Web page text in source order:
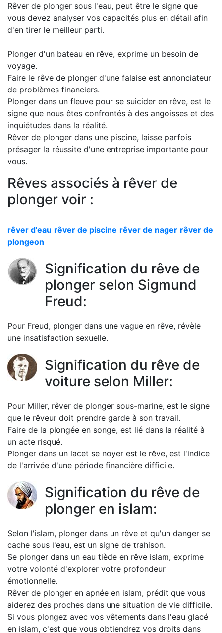
Rêver de plonger sous l'eau, peut être le signe que
vous devez analyser vos capacités plus en détail afin
d'en tirer le meilleur parti.
Plonger d'un bateau en rêve, exprime un besoin de
voyage.
Faire le rêve de plonger d'une falaise est annonciateur
de problèmes financiers.
Plonger dans un fleuve pour se suicider en rêve, est le
signe que nous êtes confrontés à des angoisses et des
inquiétudes dans la réalité.
Rêver de plonger dans une piscine, laisse parfois
présager la réussite d'une entreprise importante pour
vous.
Rêves associés à rêver de
plonger voir :
rêver d'eau rêver de piscine rêver de nager rêver de
plongeon
Signification du rêve de
plonger selon Sigmund
Freud:
Pour Freud, plonger dans une vague en rêve, révèle
une insatisfaction sexuelle.
Signification du rêve de
voiture selon Miller:
Pour Miller, rêver de plonger sous-marine, est le signe
que le rêveur doit prendre garde à son travail.
Faire de la plongée en songe, est lié dans la réalité à
un acte risqué.
Plonger dans un lacet se noyer est le rêve, est l'indice
de l'arrivée d'une période financière difficile.
Signification du rêve de
plonger en islam:
Selon l'islam, plonger dans un rêve et qu'un danger se
cache sous l'eau, est un signe de trahison.
Se plonger dans un eau tiède en rêve islam, exprime
votre volonté d'explorer votre profondeur
émotionnelle.
Rêver de plonger en apnée en islam, prédit que vous
aiderez des proches dans une situation de vie difficile.
Si vous plongez avec vos vêtements dans l'eau glacé
en islam, c'est que vous obtiendrez vos droits dans